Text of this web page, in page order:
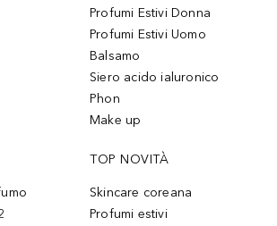
Profumi Estivi Donna
Profumi Estivi Uomo
Balsamo
Siero acido ialuronico
Phon
Make up
TOP NOVITÀ
Skincare coreana
Profumi estivi